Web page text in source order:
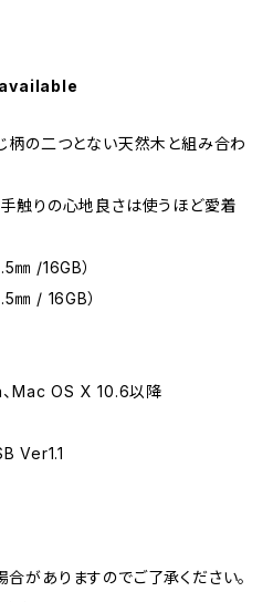
柄の二つとない天然木と組み合わ
触りの心地良さは使うほど愛着
㎜ /16GB）
㎜ / 16GB）
Mac OS X 10.6以降
Ver1.1
がありますのでご了承ください。